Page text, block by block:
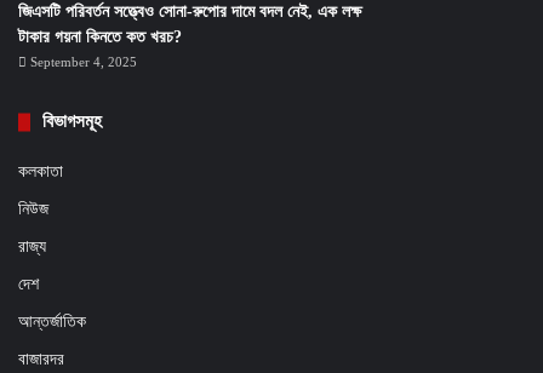
জিএসটি পরিবর্তন সত্ত্বেও সোনা-রুপোর দামে বদল নেই, এক লক্ষ
টাকার গয়না কিনতে কত খরচ?
September 4, 2025
বিভাগসমূহ
কলকাতা
নিউজ
রাজ্য
দেশ
আন্তর্জাতিক
বাজারদর